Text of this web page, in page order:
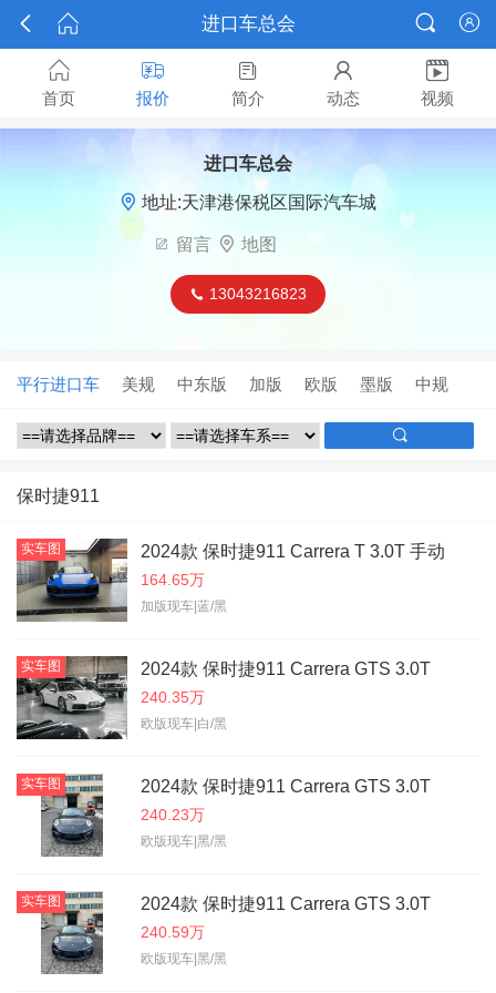
  进口车总会 


首页

报价

简介

动态

视频
进口车总会
 地址:天津港保税区国际汽车城
 留言  地图
 13043216823
平行进口车 美规 中东版 加版 欧版 墨版 中规

保时捷911
实车图 2024款 保时捷911 Carrera T 3.0T 手动
164.65万
加版现车|蓝/黑
实车图 2024款 保时捷911 Carrera GTS 3.0T
240.35万
欧版现车|白/黑
实车图 2024款 保时捷911 Carrera GTS 3.0T
240.23万
欧版现车|黑/黑
实车图 2024款 保时捷911 Carrera GTS 3.0T
240.59万
欧版现车|黑/黑